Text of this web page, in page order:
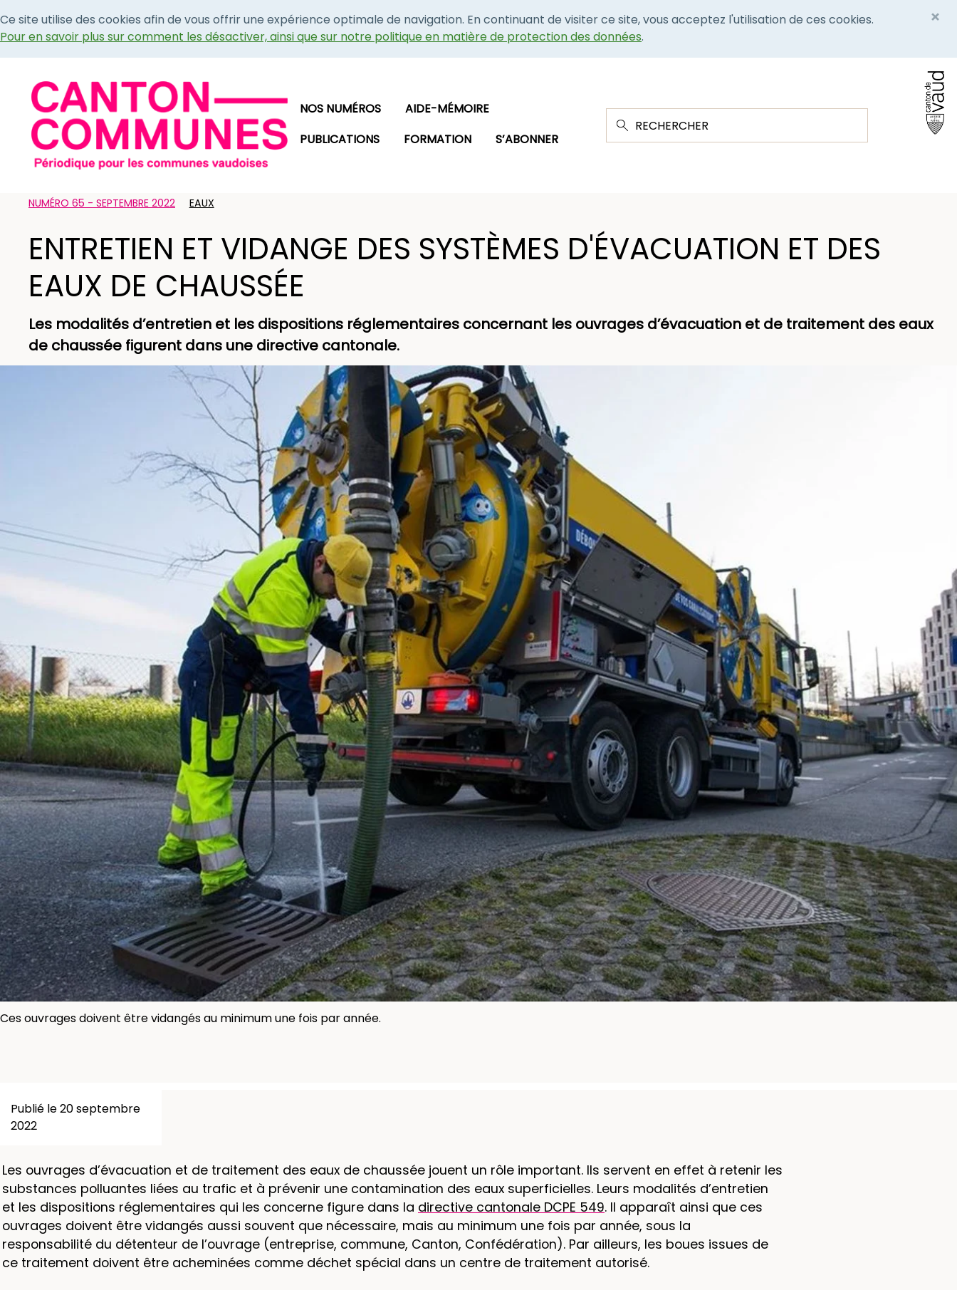
Ce site utilise des cookies afin de vous offrir une expérience optimale de navigation. En continuant de visiter ce site, vous acceptez l'utilisation de ces cookies.
Pour en savoir plus sur comment les désactiver, ainsi que sur notre politique en matière de protection des données.
×
NOS NUMÉROS
AIDE-MÉMOIRE
PUBLICATIONS
FORMATION S’ABONNER
NUMÉRO 65 - SEPTEMBRE 2022 EAUX
ENTRETIEN ET VIDANGE DES SYSTÈMES D'ÉVACUATION ET DES
EAUX DE CHAUSSÉE
Les modalités d’entretien et les dispositions réglementaires concernant les ouvrages d’évacuation et de traitement des eaux
de chaussée figurent dans une directive cantonale.
Ces ouvrages doivent être vidangés au minimum une fois par année.
Publié le 20 septembre
2022
Les ouvrages d’évacuation et de traitement des eaux de chaussée jouent un rôle important. Ils servent en effet à retenir les
substances polluantes liées au trafic et à prévenir une contamination des eaux superficielles. Leurs modalités d’entretien
et les dispositions réglementaires qui les concerne figure dans la directive cantonale DCPE 549. Il apparaît ainsi que ces
ouvrages doivent être vidangés aussi souvent que nécessaire, mais au minimum une fois par année, sous la
responsabilité du détenteur de l’ouvrage (entreprise, commune, Canton, Confédération). Par ailleurs, les boues issues de
ce traitement doivent être acheminées comme déchet spécial dans un centre de traitement autorisé.